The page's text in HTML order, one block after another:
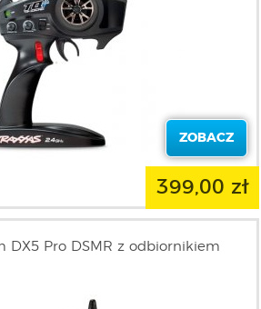
ZOBACZ
399,00 zł
DX5 Pro DSMR z odbiornikiem